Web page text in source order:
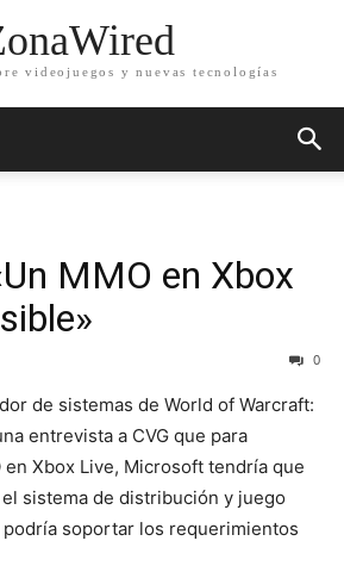
videojuegos y nuevas tecnologías
MMO en Xbox
0
de sistemas de World of Warcraft:
entrevista a CVG que para
Xbox Live, Microsoft tendría que
sistema de distribución y juego
soportar los requerimientos